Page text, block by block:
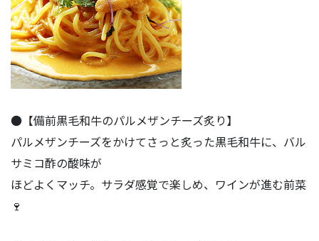
●【備前黒毛和牛のパルメザンチーズ炙り】
パルメザンチーズをかけてさっと炙った黒毛和牛に、バル
サミコ酢の酸味が
ほどよくマッチ。サラダ感覚で楽しめ、ワインが進む前菜
🍷